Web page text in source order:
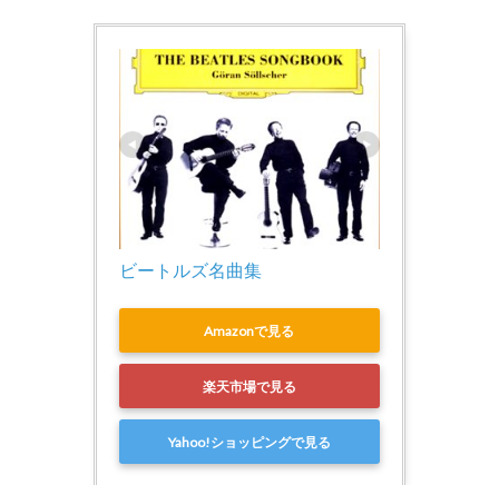
ビートルズ名曲集
Amazonで見る
楽天市場で見る
Yahoo!ショッピングで見る